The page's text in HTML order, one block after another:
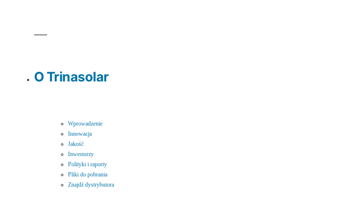
O Trinasolar
Wprowadzenie
Innowacja
Jakość
Inwestorzy
Polityki i raporty
Pliki do pobrania
Znajdź dystrybutora